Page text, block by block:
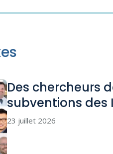
Des chercheurs
subventions des
23 juillet 2026